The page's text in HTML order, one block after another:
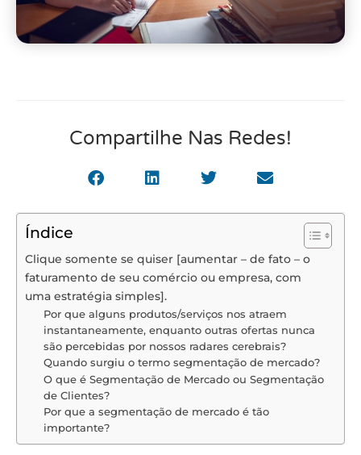
Compartilhe Nas Redes!
Índice
Clique somente se quiser [aumentar – de fato – o
faturamento de seu comércio ou empresa, com
uma estratégia simples].
Por que alguns produtos/serviços nos atraem
instantaneamente, enquanto outras ofertas nunca
são percebidas por nossos radares cerebrais?
Quando surgiu o termo segmentação de mercado?
O que é Segmentação de Mercado ou Segmentação
de Clientes?
Por que a segmentação de mercado é tão
importante?